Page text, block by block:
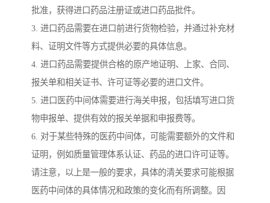
批准，获得进口药品注册证或进口药品批件。
3. 进口药品需要在进口前进行货物检验，并通过补充材
料、证明文件等方式提供必要的具体信息。
4. 进口药品需要提供合格的原产地证明、上家、合同、
报关单和相关证书、许可证等必要的进口文件。
5. 进口医药中间体需要进行海关申报，包括填写进口货
物申报单、提供有效的报关单据和申报费等。
6. 对于某些特殊的医药中间体，可能需要额外的文件和
证明，例如质量管理体系认证、药品的进口许可证等。
请注意，以上是一般的要求，具体的清关要求可能根据
医药中间体的具体情况和政策的变化而有所调整。因